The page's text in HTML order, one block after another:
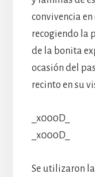
convivencia en
recogiendo la
de la bonita
ocasión del
recinto en su
_x000D_
_x000D_
Se utilizaron